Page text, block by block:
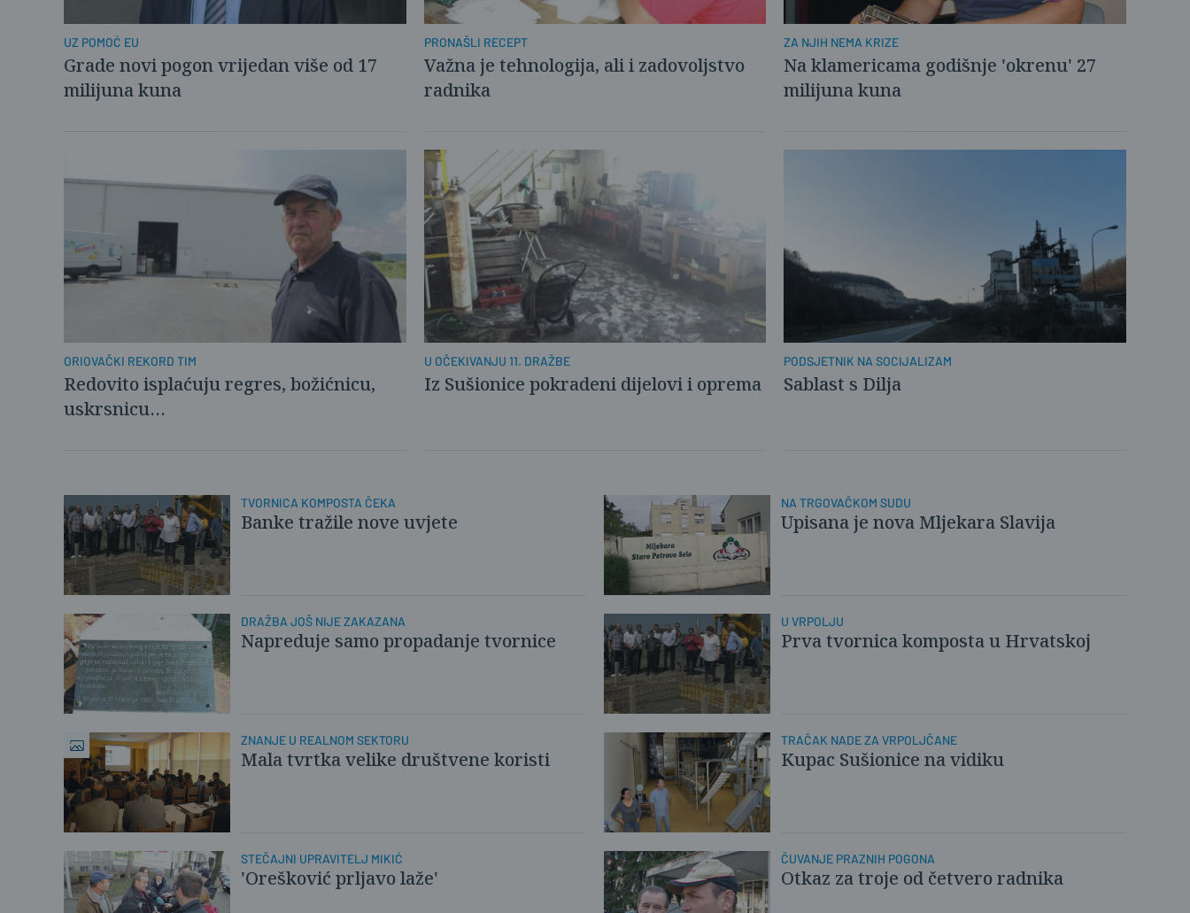
UZ POMOĆ EU
Grade novi pogon vrijedan više od 17
milijuna kuna
PRONAŠLI RECEPT
Važna je tehnologija, ali i zadovoljstvo
radnika
ZA NJIH NEMA KRIZE
Na klamericama godišnje 'okrenu' 27
milijuna kuna
ORIOVAČKI REKORD TIM
Redovito isplaćuju regres, božićnicu,
uskrsnicu…
U OČEKIVANJU 11. DRAŽBE
Iz Sušionice pokradeni dijelovi i oprema
PODSJETNIK NA SOCIJALIZAM
Sablast s Dilja
TVORNICA KOMPOSTA ČEKA
Banke tražile nove uvjete
NA TRGOVAČKOM SUDU
Upisana je nova Mljekara Slavija
DRAŽBA JOŠ NIJE ZAKAZANA
Napreduje samo propadanje tvornice
U VRPOLJU
Prva tvornica komposta u Hrvatskoj
ZNANJE U REALNOM SEKTORU
Mala tvrtka velike društvene koristi
TRAČAK NADE ZA VRPOLJČANE
Kupac Sušionice na vidiku
STEČAJNI UPRAVITELJ MIKIĆ
'Orešković prljavo laže'
ČUVANJE PRAZNIH POGONA
Otkaz za troje od četvero radnika